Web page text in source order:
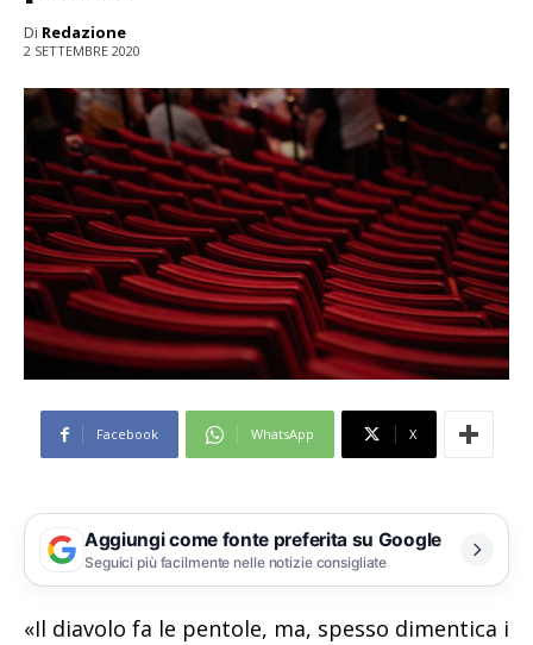
Di Redazione
2 SETTEMBRE 2020
Facebook WhatsApp X
Aggiungi come fonte preferita su Google
Seguici più facilmente nelle notizie consigliate
«Il diavolo fa le pentole, ma, spesso dimentica i